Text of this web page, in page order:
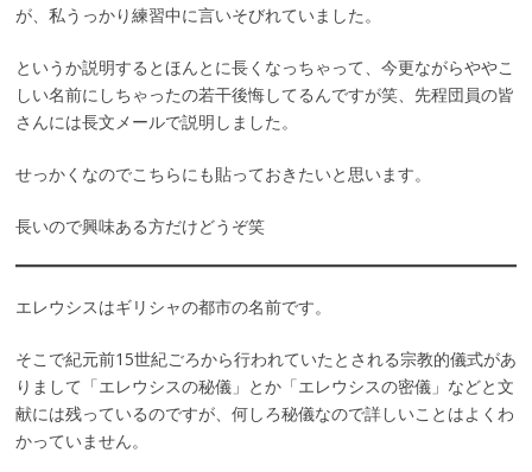
が、私うっかり練習中に言いそびれていました。
というか説明するとほんとに長くなっちゃって、今更ながらややこ
しい名前にしちゃったの若干後悔してるんですが笑、先程団員の皆
さんには長文メールで説明しました。
せっかくなのでこちらにも貼っておきたいと思います。
長いので興味ある方だけどうぞ笑
エレウシスはギリシャの都市の名前です。
そこで紀元前15世紀ごろから行われていたとされる宗教的儀式があ
りまして「エレウシスの秘儀」とか「エレウシスの密儀」などと文
献には残っているのですが、何しろ秘儀なので詳しいことはよくわ
かっていません。